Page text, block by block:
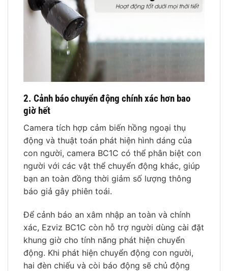
2. Cảnh báo chuyển động chính xác hơn bao
giờ hết
Camera tích hợp cảm biến hồng ngoại thụ
động và thuật toán phát hiện hình dáng của
con người, camera BC1C có thể phân biệt con
người với các vật thể chuyển động khác, giúp
bạn an toàn đồng thời giảm số lượng thông
báo giả gây phiên toái.
Để cảnh báo an xâm nhập an toàn và chính
xác, Ezviz BC1C còn hỗ trợ người dùng cài đặt
khung giờ cho tính năng phát hiện chuyển
động. Khi phát hiện chuyển động con người,
hai đèn chiếu và còi báo động sẽ chủ động